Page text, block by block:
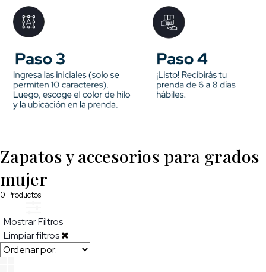
Zapatos y accesorios para grados
mujer
0 Productos
Mostrar Filtros
Limpiar filtros